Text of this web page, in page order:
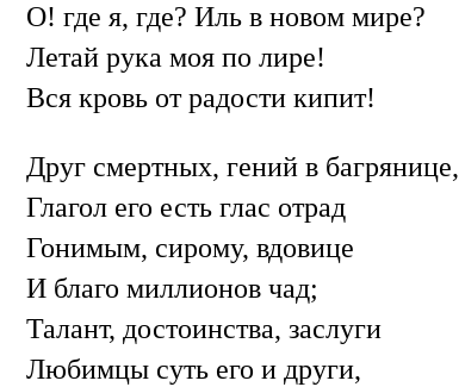
О! где я, где? Иль в новом мире?
Летай рука моя по лире!
Вся кровь от радости кипит!
Друг смертных, гений в багрянице,
Глагол его есть глас отрад
Гонимым, сирому, вдовице
И благо миллионов чад;
Талант, достоинства, заслуги
Любимцы суть его и други,